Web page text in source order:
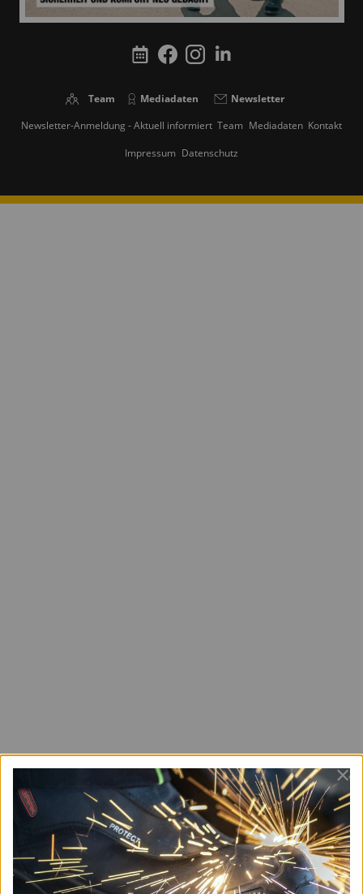
Team Mediadaten
Newsletter
Newsletter-Anmeldung - Aktuell informiert Team Mediadaten Kontakt
Impressum Datenschutz
×